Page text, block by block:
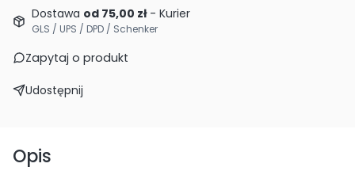
Dostawa od 75,00 zł - Kurier
GLS / UPS / DPD / Schenker
Zapytaj o produkt
Udostępnij
Opis